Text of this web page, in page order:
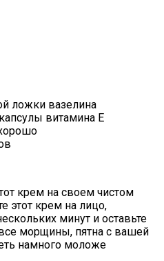
ложки вазелина
витамина Е
крем на своем чистом
этот крем на лицо,
минут и оставьте
морщины, пятна с вашей
намного моложе